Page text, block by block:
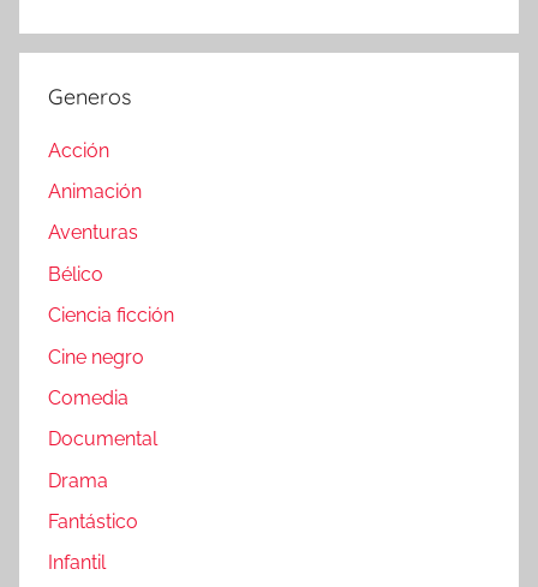
Generos
Acción
Animación
Aventuras
Bélico
Ciencia ficción
Cine negro
Comedia
Documental
Drama
Fantástico
Infantil